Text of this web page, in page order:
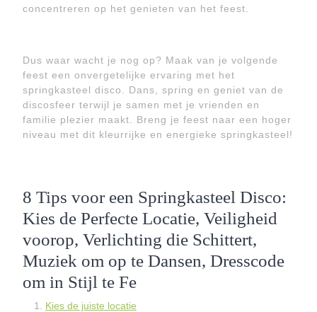
concentreren op het genieten van het feest.
Dus waar wacht je nog op? Maak van je volgende
feest een onvergetelijke ervaring met het
springkasteel disco. Dans, spring en geniet van de
discosfeer terwijl je samen met je vrienden en
familie plezier maakt. Breng je feest naar een hoger
niveau met dit kleurrijke en energieke springkasteel!
8 Tips voor een Springkasteel Disco:
Kies de Perfecte Locatie, Veiligheid
voorop, Verlichting die Schittert,
Muziek om op te Dansen, Dresscode
om in Stijl te Fe
Kies de juiste locatie